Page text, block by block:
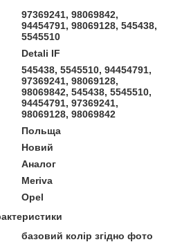
97369241, 98069842,
94454791, 98069128, 545438,
5545510
Detali IF
545438, 5545510, 94454791,
97369241, 98069128,
98069842, 545438, 5545510,
94454791, 97369241,
98069128, 98069842
Польща
Новий
Аналог
Meriva
Opel
базовий колір згідно фото